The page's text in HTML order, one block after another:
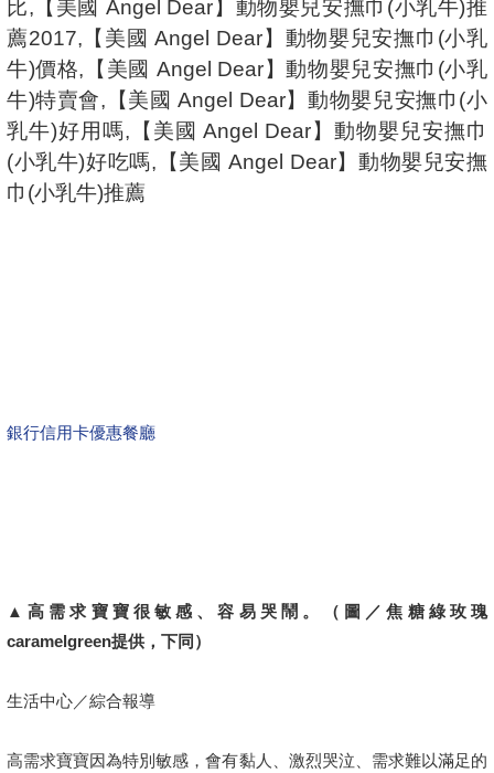
比,【美國 Angel Dear】動物嬰兒安撫巾(小乳牛)推
薦2017,【美國 Angel Dear】動物嬰兒安撫巾(小乳
牛)價格,【美國 Angel Dear】動物嬰兒安撫巾(小乳
牛)特賣會,【美國 Angel Dear】動物嬰兒安撫巾(小
乳牛)好用嗎,【美國 Angel Dear】動物嬰兒安撫巾
(小乳牛)好吃嗎,【美國 Angel Dear】動物嬰兒安撫
巾(小乳牛)推薦
銀行信用卡優惠餐廳
▲高需求寶寶很敏感、容易哭鬧。（圖／焦糖綠玫瑰
caramelgreen提供，下同）
生活中心／綜合報導
高需求寶寶因為特別敏感，會有黏人、激烈哭泣、需求難以滿足的